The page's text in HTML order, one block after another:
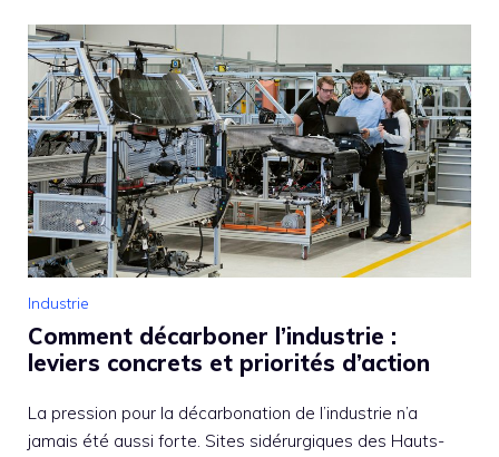
Industrie
Comment décarboner l’industrie :
leviers concrets et priorités d’action
La pression pour la décarbonation de l’industrie n’a
jamais été aussi forte. Sites sidérurgiques des Hauts-